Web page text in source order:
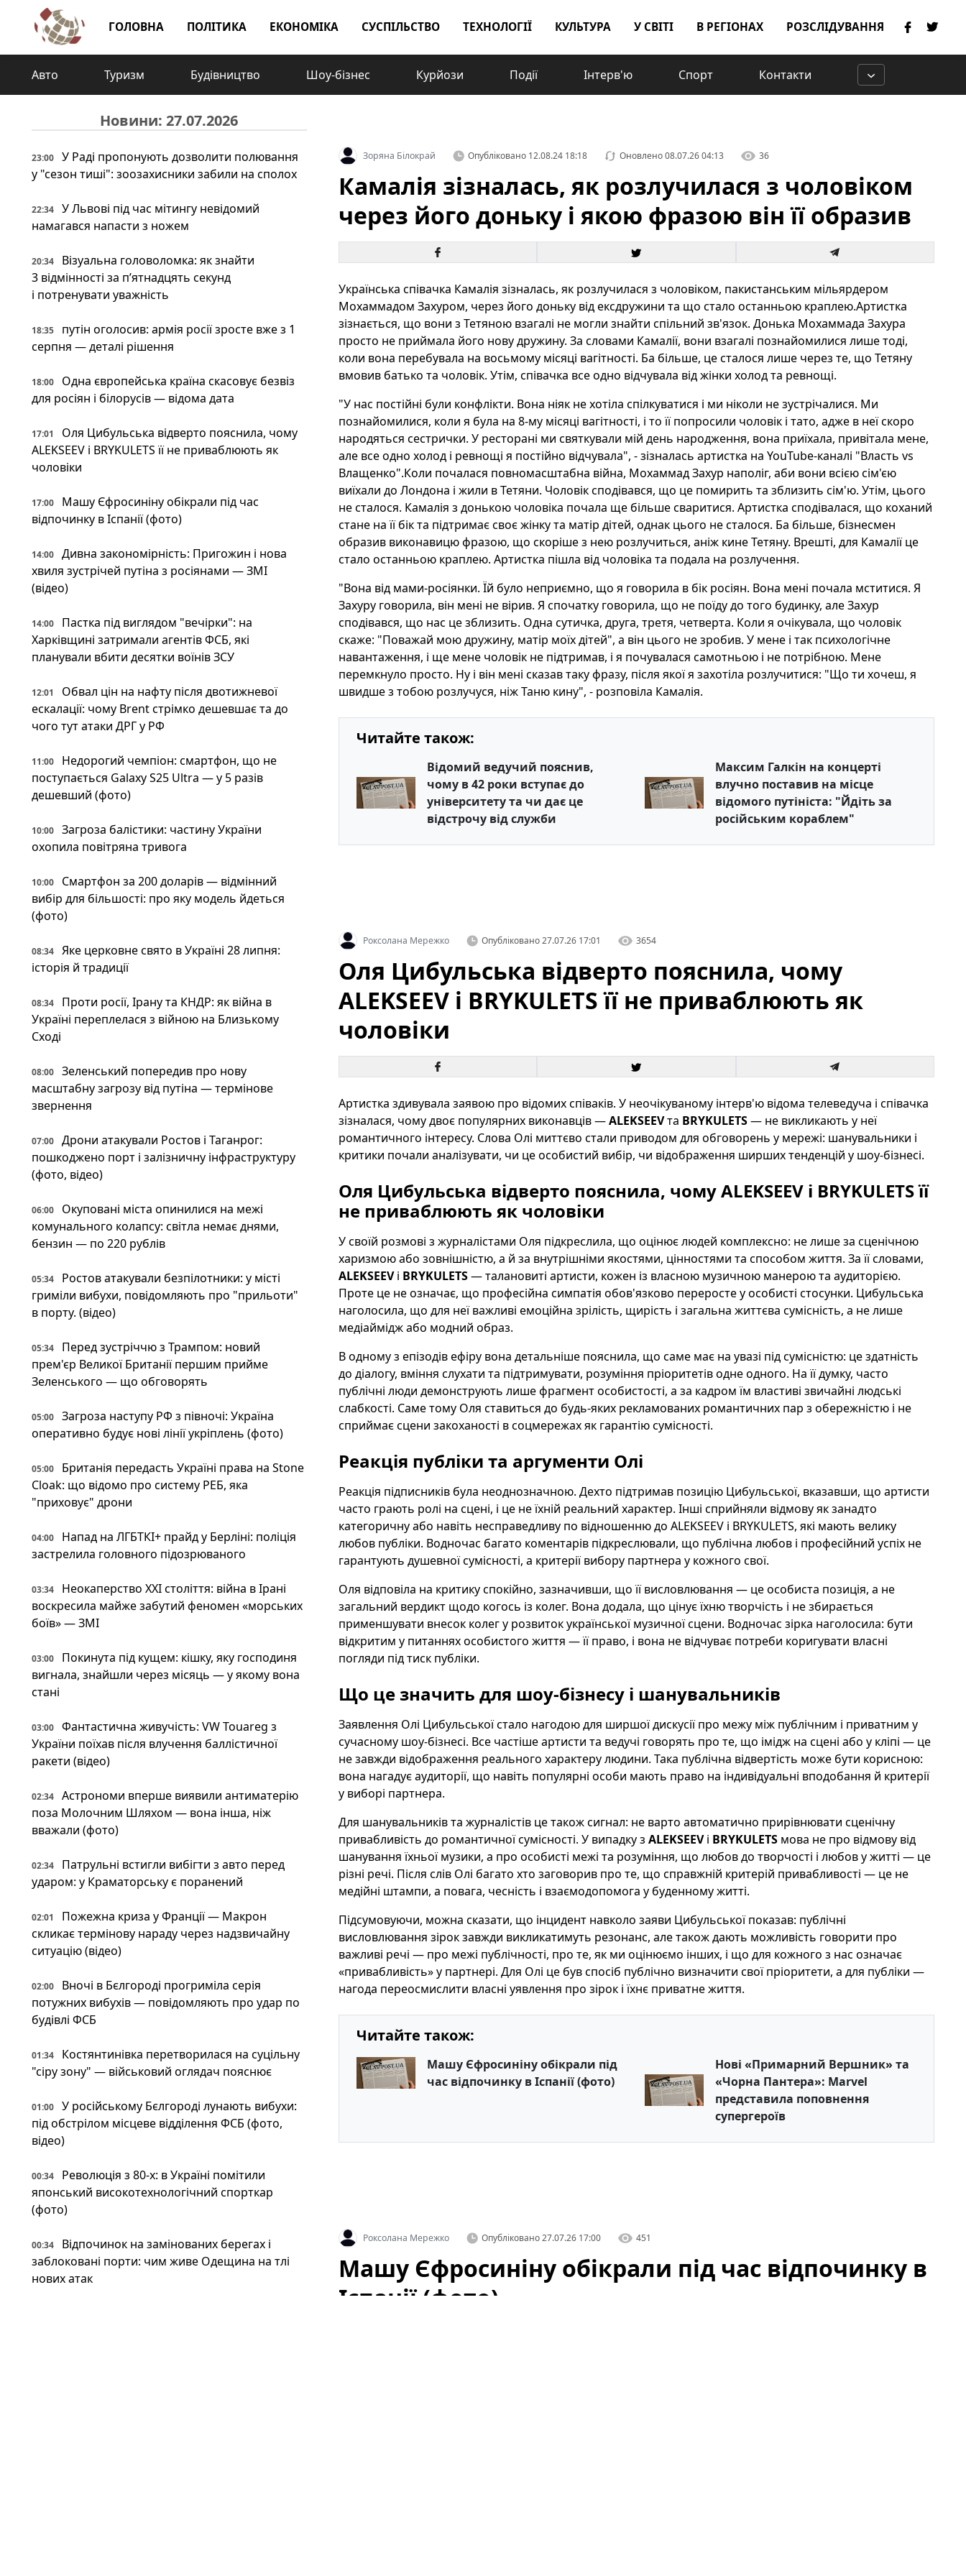
ГОЛОВНА ПОЛІТИКА ЕКОНОМІКА СУСПІЛЬСТВО ТЕХНОЛОГІЇ КУЛЬТУРА У СВІТІ В РЕГІОНАХ РОЗСЛІДУВАННЯ
Авто Туризм Будівництво Шоу-бізнес Курйози Події Інтерв'ю Спорт Контакти
Новини: 27.07.2026
23:00
У Раді пропонують дозволити полювання
у "сезон тиші": зоозахисники забили на сполох
22:34
У Львові під час мітингу невідомий
намагався напасти з ножем
20:34
Візуальна головоломка: як знайти
3 відмінності за п’ятнадцять секунд
і потренувати уважність
18:35
путін оголосив: армія росії зросте вже з 1
серпня — деталі рішення
18:00
Одна європейська країна скасовує безвіз
для росіян і білорусів — відома дата
17:01
Оля Цибульська відверто пояснила, чому
ALEKSEEV і BRYKULETS її не приваблюють як
чоловіки
17:00
Машу Єфросиніну обікрали під час
відпочинку в Іспанії (фото)
14:00
Дивна закономірність: Пригожин і нова
хвиля зустрічей путіна з росіянами — ЗМІ
(відео)
14:00
Пастка під виглядом "вечірки": на
Харківщині затримали агентів ФСБ, які
планували вбити десятки воїнів ЗСУ
12:01
Обвал цін на нафту після двотижневої
ескалації: чому Brent стрімко дешевшає та до
чого тут атаки ДРГ у РФ
11:00
Недорогий чемпіон: смартфон, що не
поступається Galaxy S25 Ultra — у 5 разів
дешевший (фото)
10:00
Загроза балістики: частину України
охопила повітряна тривога
10:00
Смартфон за 200 доларів — відмінний
вибір для більшості: про яку модель йдеться
(фото)
08:34
Яке церковне свято в Україні 28 липня:
історія й традиції
08:34
Проти росії, Ірану та КНДР: як війна в
Україні переплелася з війною на Близькому
Сході
08:00
Зеленський попередив про нову
масштабну загрозу від путіна — термінове
звернення
07:00
Дрони атакували Ростов і Таганрог:
пошкоджено порт і залізничну інфраструктуру
(фото, відео)
06:00
Окуповані міста опинилися на межі
комунального колапсу: світла немає днями,
бензин — по 220 рублів
05:34
Ростов атакували безпілотники: у місті
гриміли вибухи, повідомляють про "прильоти"
в порту. (відео)
05:34
Перед зустріччю з Трампом: новий
прем'єр Великої Британії першим прийме
Зеленського — що обговорять
05:00
Загроза наступу РФ з півночі: Україна
оперативно будує нові лінії укріплень (фото)
05:00
Британія передасть Україні права на Stone
Cloak: що відомо про систему РЕБ, яка
"приховує" дрони
04:00
Напад на ЛГБТКІ+ прайд у Берліні: поліція
застрелила головного підозрюваного
03:34
Неокаперство XXI століття: війна в Ірані
воскресила майже забутий феномен «морських
боїв» — ЗМІ
03:00
Покинута під кущем: кішку, яку господиня
вигнала, знайшли через місяць — у якому вона
стані
03:00
Фантастична живучість: VW Touareg з
України поїхав після влучення баллістичної
ракети (відео)
02:34
Астрономи вперше виявили антиматерію
поза Молочним Шляхом — вона інша, ніж
вважали (фото)
02:34
Патрульні встигли вибігти з авто перед
ударом: у Краматорську є поранений
02:01
Пожежна криза у Франції — Макрон
скликає термінову нараду через надзвичайну
ситуацію (відео)
02:00
Вночі в Бєлгороді прогриміла серія
потужних вибухів — повідомляють про удар по
будівлі ФСБ
01:34
Костянтинівка перетворилася на суцільну
"сіру зону" — військовий оглядач пояснює
01:00
У російському Бєлгороді лунають вибухи:
під обстрілом місцеве відділення ФСБ (фото,
відео)
00:34
Революція з 80-х: в Україні помітили
японський високотехнологічний спорткар
(фото)
00:34
Відпочинок на замінованих берегах і
заблоковані порти: чим живе Одещина на тлі
нових атак
Зоряна Білокрай Опубліковано12.08.24 18:18 Оновлено08.07.26 04:13 36
Камалія зізналась, як розлучилася з чоловіком
через його доньку і якою фразою він її образив
Українська співачка Камалія зізналась, як розлучилася з чоловіком, пакистанським мільярдером
Мохаммадом Захуром, через його доньку від ексдружини та що стало останньою краплею.Артистка
зізнається, що вони з Тетяною взагалі не могли знайти спільний зв'язок. Донька Мохаммада Захура
просто не приймала його нову дружину. За словами Камалії, вони взагалі познайомилися лише тоді,
коли вона перебувала на восьмому місяці вагітності. Ба більше, це сталося лише через те, що Тетяну
вмовив батько та чоловік. Утім, співачка все одно відчувала від жінки холод та ревнощі.
"У нас постійні були конфлікти. Вона ніяк не хотіла спілкуватися і ми ніколи не зустрічалися. Ми
познайомилися, коли я була на 8-му місяці вагітності, і то її попросили чоловік і тато, адже в неї скоро
народяться сестрички. У ресторані ми святкували мій день народження, вона приїхала, привітала мене,
але все одно холод і ревнощі я постійно відчувала", - зізналась артистка на YouTube-каналі "Власть vs
Влащенко".Коли почалася повномасштабна війна, Мохаммад Захур наполіг, аби вони всією сім'єю
виїхали до Лондона і жили в Тетяни. Чоловік сподівався, що це помирить та зблизить сім'ю. Утім, цього
не сталося. Камалія з донькою чоловіка почала ще більше сваритися. Артистка сподівалася, що коханий
стане на її бік та підтримає своє жінку та матір дітей, однак цього не сталося. Ба більше, бізнесмен
образив виконавицю фразою, що скоріше з нею розлучиться, аніж кине Тетяну. Врешті, для Камалії це
стало останньою краплею. Артистка пішла від чоловіка та подала на розлучення.
"Вона від мами-росіянки. Їй було неприємно, що я говорила в бік росіян. Вона мені почала мститися. Я
Захуру говорила, він мені не вірив. Я спочатку говорила, що не поїду до того будинку, але Захур
сподівався, що нас це зблизить. Одна сутичка, друга, третя, четверта. Коли я очікувала, що чоловік
скаже: "Поважай мою дружину, матір моїх дітей", а він цього не зробив. У мене і так психологічне
навантаження, і ще мене чоловік не підтримав, і я почувалася самотньою і не потрібною. Мене
перемкнуло просто. Ну і він мені сказав таку фразу, після якої я захотіла розлучитися: "Що ти хочеш, я
швидше з тобою розлучуся, ніж Таню кину", - розповіла Камалія.
Читайте також:
Відомий ведучий пояснив,
чому в 42 роки вступає до
університету та чи дає це
відстрочу від служби
Максим Галкін на концерті
влучно поставив на місце
відомого путініста: "Йдіть за
російським кораблем"
Роксолана Мережко Опубліковано27.07.26 17:01 3654
Оля Цибульська відверто пояснила, чому
ALEKSEEV і BRYKULETS її не приваблюють як
чоловіки
Артистка здивувала заявою про відомих співаків. У неочікуваному інтерв'ю відома телеведуча і співачка
зізналася, чому двоє популярних виконавців —ALEKSEEVта BRYKULETS— не викликають у неї
романтичного інтересу. Слова Олі миттєво стали приводом для обговорень у мережі: шанувальники і
критики почали аналізувати, чи це особистий вибір, чи відображення ширших тенденцій у шоу-бізнесі.
Оля Цибульська відверто пояснила, чому ALEKSEEV і BRYKULETS її
не приваблюють як чоловіки
У своїй розмові з журналістами Оля підкреслила, що оцінює людей комплексно: не лише за сценічною
харизмою або зовнішністю, а й за внутрішніми якостями, цінностями та способом життя. За її словами,
ALEKSEEVі BRYKULETS— талановиті артисти, кожен із власною музичною манерою та аудиторією.
Проте це не означає, що професійна симпатія обов'язково переросте у особисті стосунки. Цибульська
наголосила, що для неї важливі емоційна зрілість, щирість і загальна життєва сумісність, а не лише
медіаймідж або модний образ.
В одному з епізодів ефіру вона детальніше пояснила, що саме має на увазі під сумісністю: це здатність
до діалогу, вміння слухати та підтримувати, розуміння пріоритетів одне одного. На її думку, часто
публічні люди демонструють лише фрагмент особистості, а за кадром їм властиві звичайні людські
слабкості. Саме тому Оля ставиться до будь-яких рекламованих романтичних пар з обережністю і не
сприймає сцени закоханості в соцмережах як гарантію сумісності.
Реакція публіки та аргументи Олі
Реакція підписників була неоднозначною. Дехто підтримав позицію Цибульської, вказавши, що артисти
часто грають ролі на сцені, і це не їхній реальний характер. Інші сприйняли відмову як занадто
категоричну або навіть несправедливу по відношенню до ALEKSEEV і BRYKULETS, які мають велику
любов публіки. Водночас багато коментарів підкреслювали, що публічна любов і професійний успіх не
гарантують душевної сумісності, а критерії вибору партнера у кожного свої.
Оля відповіла на критику спокійно, зазначивши, що її висловлювання — це особиста позиція, а не
загальний вердикт щодо когось із колег. Вона додала, що цінує їхню творчість і не збирається
применшувати внесок колег у розвиток української музичної сцени. Водночас зірка наголосила: бути
відкритим у питаннях особистого життя — її право, і вона не відчуває потреби коригувати власні
погляди під тиск публіки.
Що це значить для шоу-бізнесу і шанувальників
Заявлення Олі Цибульської стало нагодою для ширшої дискусії про межу між публічним і приватним у
сучасному шоу-бізнесі. Все частіше артисти та ведучі говорять про те, що імідж на сцені або у кліпі — це
не завжди відображення реального характеру людини. Така публічна відвертість може бути корисною:
вона нагадує аудиторії, що навіть популярні особи мають право на індивідуальні вподобання й критерії
у виборі партнера.
Для шанувальників та журналістів це також сигнал: не варто автоматично прирівнювати сценічну
привабливість до романтичної сумісності. У випадку з ALEKSEEVі BRYKULETSмова не про відмову від
шанування їхньої музики, а про особисті межі та розуміння, що любов до творчості і любов у житті — це
різні речі. Після слів Олі багато хто заговорив про те, що справжній критерій привабливості — це не
медійні штампи, а повага, чесність і взаємодопомога у буденному житті.
Підсумовуючи, можна сказати, що інцидент навколо заяви Цибульської показав: публічні
висловлювання зірок завжди викликатимуть резонанс, але також дають можливість говорити про
важливі речі — про межі публічності, про те, як ми оцінюємо інших, і що для кожного з нас означає
«привабливість» у партнері. Для Олі це був спосіб публічно визначити свої пріоритети, а для публіки —
нагода переосмислити власні уявлення про зірок і їхнє приватне життя.
Читайте також:
Машу Єфросиніну обікрали під
час відпочинку в Іспанії (фото)
Нові «Примарний Вершник» та
«Чорна Пантера»: Marvel
представила поповнення
супергероїв
Роксолана Мережко Опубліковано27.07.26 17:00 451
Машу Єфросиніну обікрали під час відпочинку в
Іспанії (фото)